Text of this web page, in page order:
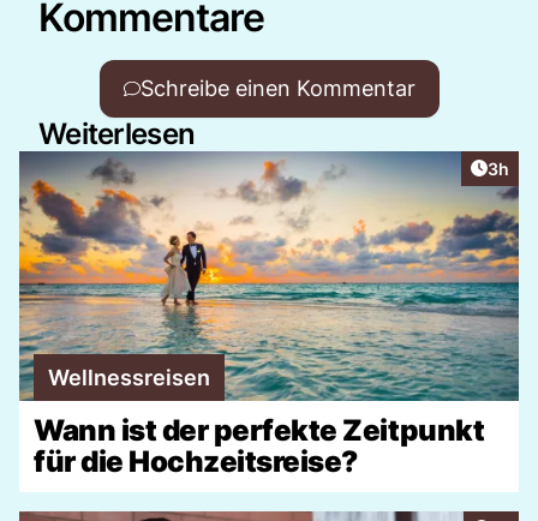
Kommentare
Schreibe einen Kommentar
Weiterlesen
3h
Wellnessreisen
Wann ist der perfekte Zeitpunkt
für die Hochzeitsreise?